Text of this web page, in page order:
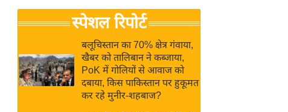
Breaking
News in
Hindi
जगत
राय
बजट
स्पेशल रिपोर्ट
बलूचिस्तान का 70% क्षेत्र गंवाया,
खैबर को तालिबान ने कब्जाया,
PoK में गोलियों से आवाज को
दबाया, किस पाकिस्तान पर हुकूमत
कर रहे मुनीर-शहबाज?